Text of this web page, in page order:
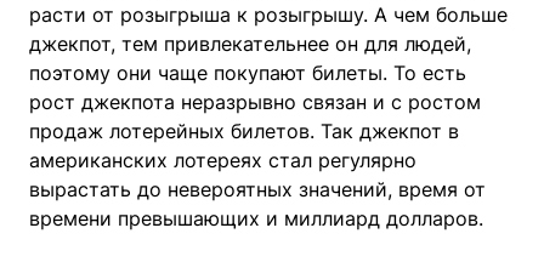
расти от розыгрыша к розыгрышу. А чем больше
джекпот, тем привлекательнее он для людей,
поэтому они чаще покупают билеты. То есть
рост джекпота неразрывно связан и с ростом
продаж лотерейных билетов. Так джекпот в
американских лотереях стал регулярно
вырастать до невероятных значений, время от
времени превышающих и миллиард долларов.